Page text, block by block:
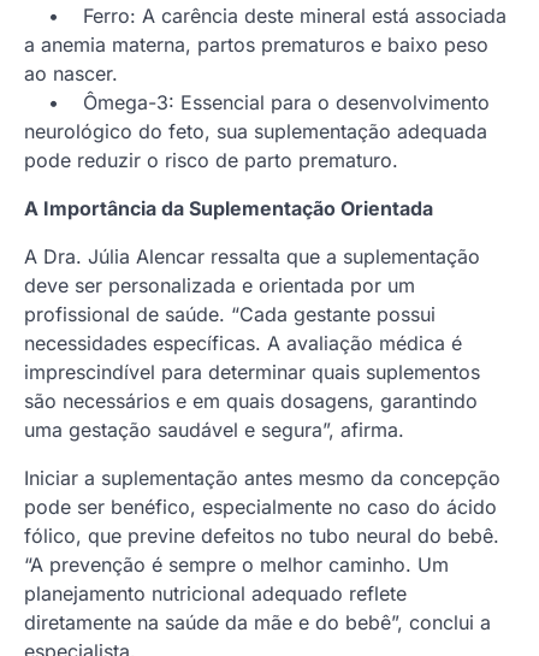
• Ferro: A carência deste mineral está associada
a anemia materna, partos prematuros e baixo peso
ao nascer.
• Ômega-3: Essencial para o desenvolvimento
neurológico do feto, sua suplementação adequada
pode reduzir o risco de parto prematuro.
A Importância da Suplementação Orientada
A Dra. Júlia Alencar ressalta que a suplementação
deve ser personalizada e orientada por um
profissional de saúde. “Cada gestante possui
necessidades específicas. A avaliação médica é
imprescindível para determinar quais suplementos
são necessários e em quais dosagens, garantindo
uma gestação saudável e segura”, afirma.
Iniciar a suplementação antes mesmo da concepção
pode ser benéfico, especialmente no caso do ácido
fólico, que previne defeitos no tubo neural do bebê.
“A prevenção é sempre o melhor caminho. Um
planejamento nutricional adequado reflete
diretamente na saúde da mãe e do bebê”, conclui a
especialista.